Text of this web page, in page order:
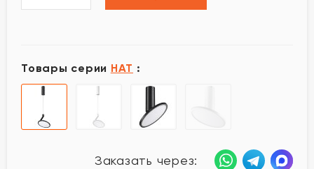
Товары серии HAT :
Заказать через: